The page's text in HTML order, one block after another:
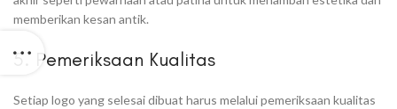
memberikan kesan antik.
5. Pemeriksaan Kualitas
Setiap logo yang selesai dibuat harus melalui pemeriksaan kualitas